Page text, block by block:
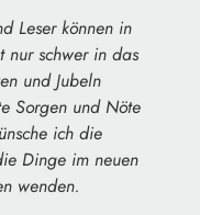
Leser können in
nur schwer in das
und Jubeln
Sorgen und Nöte
ich die
Dinge im neuen
wenden.